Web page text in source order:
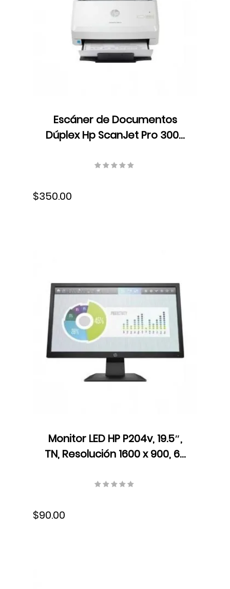
Escáner de Documentos
Dúplex Hp ScanJet Pro 3000
ppm/80 ipm, Resolución 300
$350.00
Monitor LED HP P204v, 19.5″,
TN, Resolución 1600 x 900, 60
$90.00